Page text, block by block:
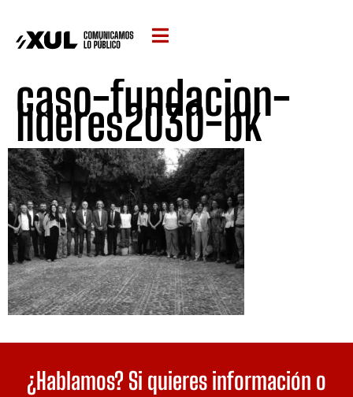
caso-fundacion-
lideres2030-bk
¿Hablamos? Si quieres información o